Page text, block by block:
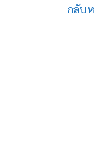
กลับ